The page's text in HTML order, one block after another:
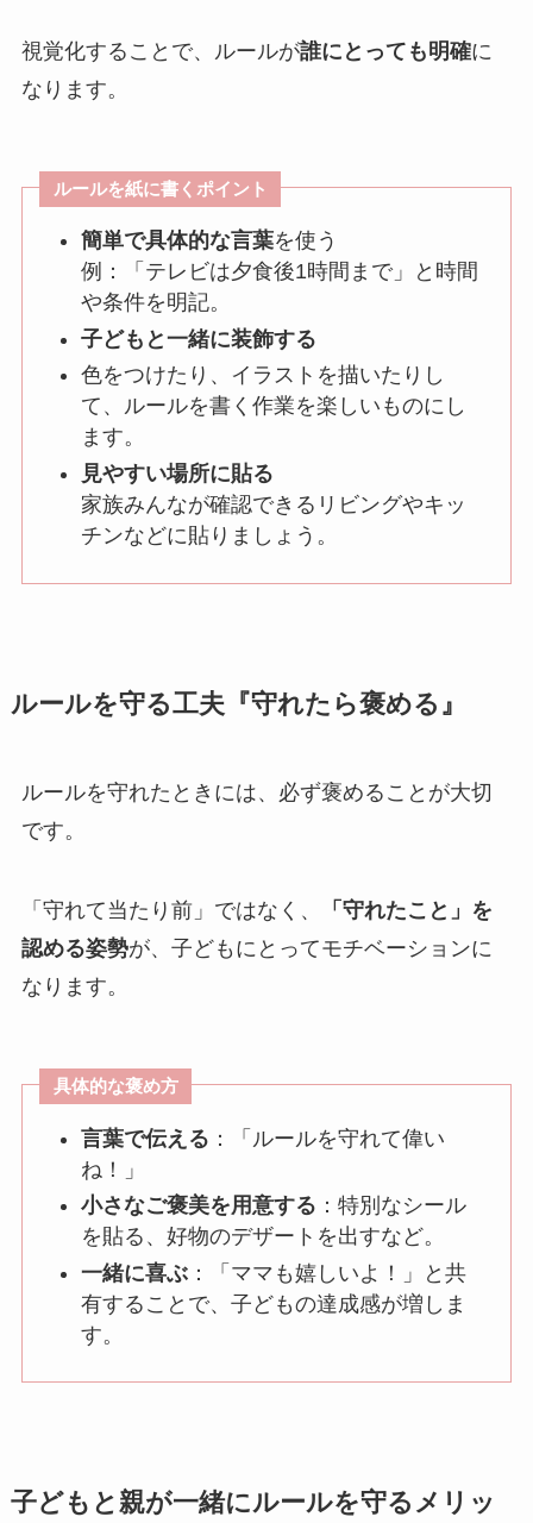
視覚化することで、ルールが誰にとっても明確に
なります。
ルールを紙に書くポイント
簡単で具体的な言葉を使う
例：「テレビは夕食後1時間まで」と時間
や条件を明記。
子どもと一緒に装飾する
色をつけたり、イラストを描いたりし
て、ルールを書く作業を楽しいものにし
ます。
見やすい場所に貼る
家族みんなが確認できるリビングやキッ
チンなどに貼りましょう。
ルールを守る工夫『守れたら褒める 』
ルールを守れたときには、必ず褒めることが大切
です。
「守れて当たり前」ではなく、
「守れたこと」を
認める姿勢が、子どもにとってモチベーションに
なります。
具体的な褒め方
言葉で伝える ：「ルールを守れて偉い
ね！」
小さなご褒美を用意する ：特別なシール
を貼る、好物のデザートを出すなど。
一緒に喜ぶ ：「ママも嬉しいよ！」と共
有することで、子どもの達成感が増しま
す。
子どもと親が一緒にルールを守るメリッ